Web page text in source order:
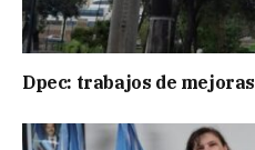
Dpec: trabajos de